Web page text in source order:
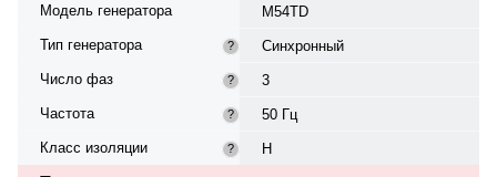
Модель генератора
M54TD
Тип генератора
?
Синхронный
Число фаз
?
3
Частота
?
50 Гц
Класс изоляции
? H